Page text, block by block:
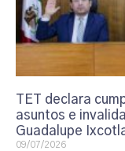
TET declara
asuntos e
Guadalupe
09/07/2026